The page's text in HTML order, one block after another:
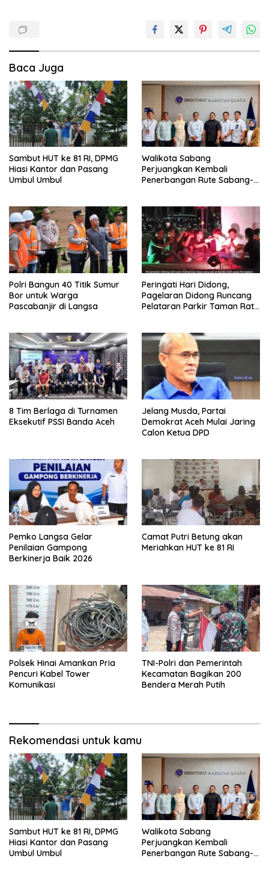
Baca Juga
Sambut HUT ke 81 RI, DPMG
Hiasi Kantor dan Pasang
Umbul Umbul
Walikota Sabang
Perjuangkan Kembali
Penerbangan Rute Sabang-
Polri Bangun 40 Titik Sumur
Bor untuk Warga
Pascabanjir di Langsa
Peringati Hari Didong,
Pagelaran Didong Runcang
Pelataran Parkir Taman Ratu
8 Tim Berlaga di Turnamen
Eksekutif PSSI Banda Aceh
Jelang Musda, Partai
Demokrat Aceh Mulai Jaring
Calon Ketua DPD
Pemko Langsa Gelar
Penilaian Gampong
Berkinerja Baik 2026
Camat Putri Betung akan
Meriahkan HUT ke 81 RI
Polsek Hinai Amankan Pria
Pencuri Kabel Tower
Komunikasi
TNI-Polri dan Pemerintah
Kecamatan Bagikan 200
Bendera Merah Putih
Rekomendasi untuk kamu
Sambut HUT ke 81 RI, DPMG
Hiasi Kantor dan Pasang
Umbul Umbul
Walikota Sabang
Perjuangkan Kembali
Penerbangan Rute Sabang-